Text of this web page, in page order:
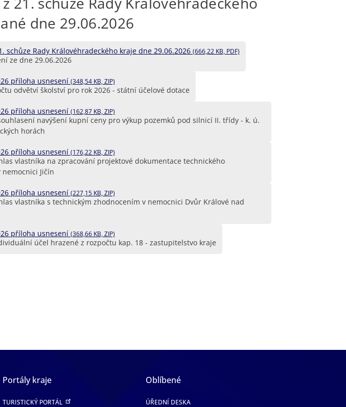
dne 29.06.2026
schůze Rady Královéhradeckého kraje dne 29.06.2026 (666,22 KB, PDF)
ze dne 29.06.2026
příloha usnesení (348,54 KB, ZIP)
odvětví školství pro rok 2026 - státní účelové dotace
příloha usnesení (162,87 KB, ZIP)
navýšení kupní ceny pro výkup pozemků pod silnicí II. třídy - k. ú.
horách
příloha usnesení (176,22 KB, ZIP)
vlastníka na zpracování projektové dokumentace technického
Jičín
příloha usnesení (227,15 KB, ZIP)
vlastníka s technickým zhodnocením v nemocnici Dvůr Králové nad
příloha usnesení (368,66 KB, ZIP)
účel hrazené z rozpočtu kap. 18 - zastupitelstvo kraje
Portály kraje
TURISTICKÝ PORTÁL
Oblíbené
ÚŘEDNÍ DESKA